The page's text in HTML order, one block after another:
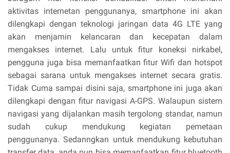
aktivitas internetan penggunanya, smartphone ini akan
dilengkapi dengan teknologi jaringan data 4G LTE yang
akan menjamin kelancaran dan kecepatan dalam
mengakses internet. Lalu untuk fitur koneksi nirkabel,
pengguna juga bisa memanfaatkan fitur Wifi dan hotspot
sebagai sarana untuk mengakses internet secara gratis.
Tidak Cuma sampai disini saja, smartphone ini juga akan
dilengkapi dengan fitur navigasi A-GPS. Walaupun sistem
navigasi yang dijalankan masih tergolong standar, namun
sudah cukup mendukung kegiatan pemetaan
penggunanya. Sedanngkan untuk mendukung kebutuhan